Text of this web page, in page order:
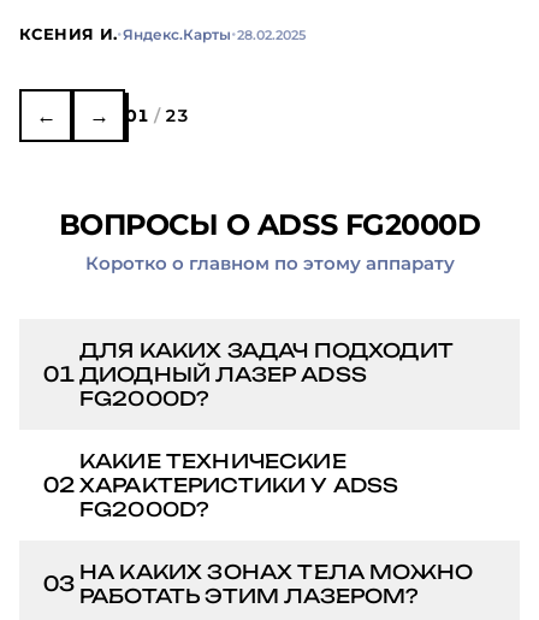
Коротко о главном по этому аппарату
ДИОДНЫЙ ЛАЗЕР ADSS
FG2000D?
ADSS FG2000D —
лазер для перманентного удаления
нежелательных волос. Четыре
нм) позволяют работать со всеми
фототипами кожи — от светлой до
ХАРАКТЕРИСТИКИ У ADSS
FG2000D?
Аппарат оснащён четырьмя
нм) для работы с разными
РАБОТАТЬ ЭТИМ ЛАЗЕРОМ?
ADSS FG2000D подходит для всех